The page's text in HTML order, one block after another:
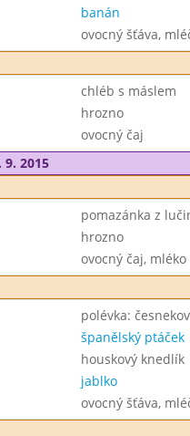
banán
ovocný šťáva,
chléb s máslem
hrozno
ovocný čaj
9. 2015
pomazánka z
hrozno
ovocný čaj, mléko
polévka:
španělský ptáček
houskový knedlík
jablko
ovocný šťáva,